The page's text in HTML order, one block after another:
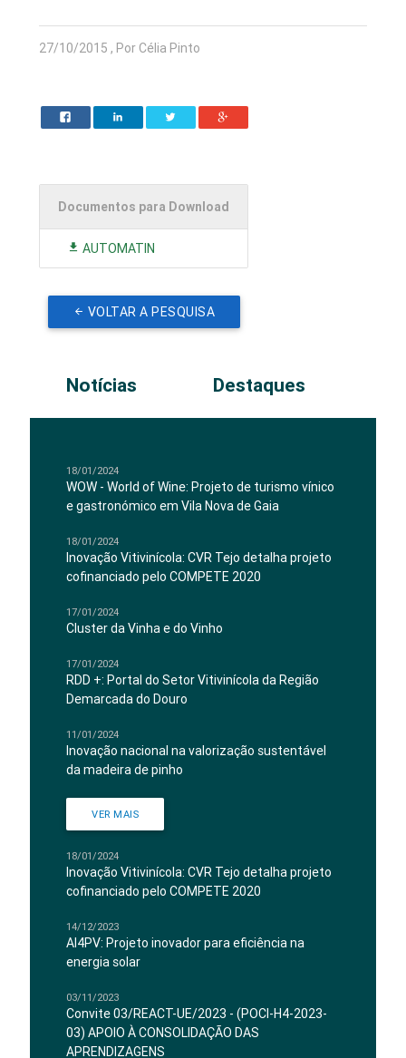
27/10/2015 , Por Célia Pinto
Documentos para Download
AUTOMATIN
VOLTAR A PESQUISA
Notícias Destaques
18/01/2024
WOW - World of Wine: Projeto de turismo vínico
e gastronómico em Vila Nova de Gaia
18/01/2024
Inovação Vitivinícola: CVR Tejo detalha projeto
cofinanciado pelo COMPETE 2020
17/01/2024
Cluster da Vinha e do Vinho
17/01/2024
RDD +: Portal do Setor Vitivinícola da Região
Demarcada do Douro
11/01/2024
Inovação nacional na valorização sustentável
da madeira de pinho
VER MAIS
18/01/2024
Inovação Vitivinícola: CVR Tejo detalha projeto
cofinanciado pelo COMPETE 2020
14/12/2023
AI4PV: Projeto inovador para eficiência na
energia solar
03/11/2023
Convite 03/REACT-UE/2023 - (POCI-H4-2023-
03) APOIO À CONSOLIDAÇÃO DAS
APRENDIZAGENS